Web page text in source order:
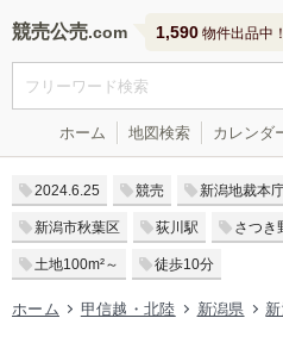
競売公売 1,590 物件出品中！
ホーム 地図検索 カレンダ
2024.6.25 競売 新潟地裁本
新潟市秋葉区 荻川駅 さつき
土地100m²～ 徒歩10分
ホーム 甲信越・北陸 新潟県